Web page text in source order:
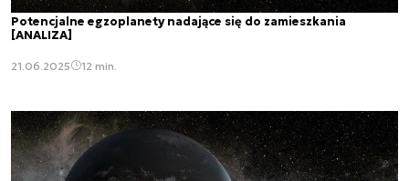
Potencjalne egzoplanety nadające się do zamieszkania
[ANALIZA]
21.06.2025 12 min.